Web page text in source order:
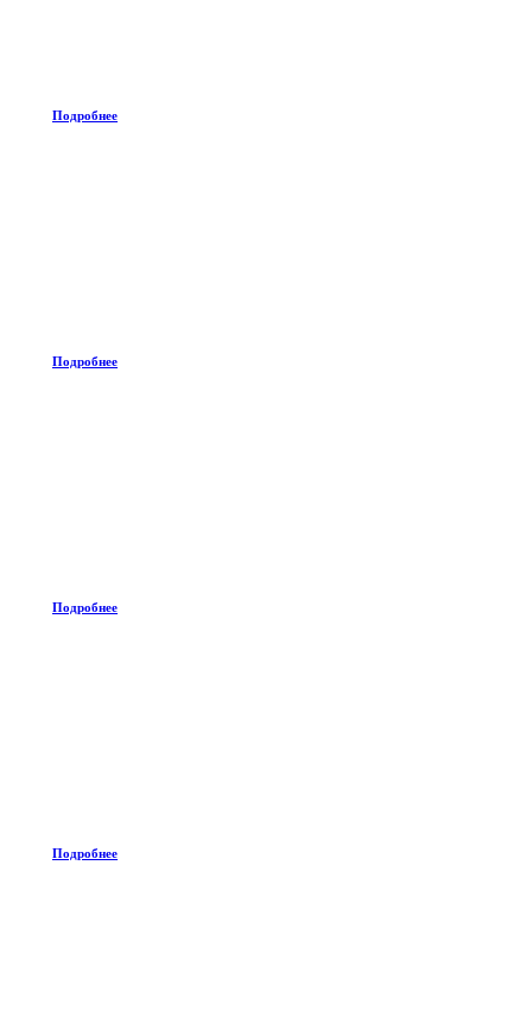
Подробнее
Подробнее
Подробнее
Подробнее